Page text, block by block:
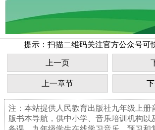
提示：扫描二维码关注官方公众号可
上一页
上一章节
注：本站提供人民教育出版社九年级上册
版书本导航，供中小学、音乐培训机构以